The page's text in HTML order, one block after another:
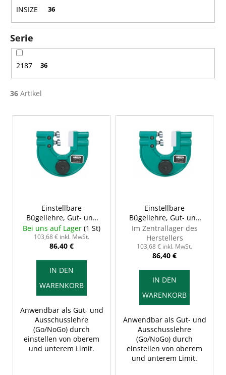
n
g
INSIZE 36
Serie
2187 36
36 Artikel
L
Einstellbare
Bügellehre, Gut- und
Ausschusseite, 0-6 mm,
INSIZE 2187-6
Bei uns auf Lager (1 St)
103,68 € inkl. MwSt.
86,40 €
IN DEN
WARENKORB
Anwendbar als Gut- und
Ausschusslehre
(Go/NoGo) durch
einstellen von oberem
und unterem Limit.
Einstellbare
Bügellehre, Gut- und
Ausschusseite, 6-13
mm, INSIZE 2187-13
Im Zentrallager des
Herstellers
103,68 € inkl. MwSt.
86,40 €
IN DEN
WARENKORB
Anwendbar als Gut- und
Ausschusslehre
(Go/NoGo) durch
einstellen von oberem
und unterem Limit.